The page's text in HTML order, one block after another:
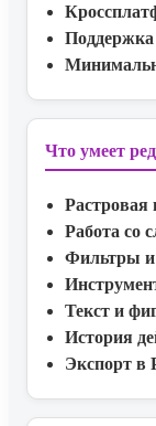
Поддержка
Что умеет
Растровая
Работа со
Фильтры
Текст и
История
Экспорт в